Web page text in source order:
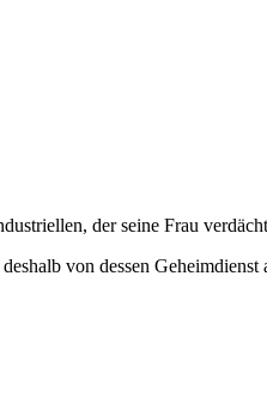
der seine Frau
von dessen